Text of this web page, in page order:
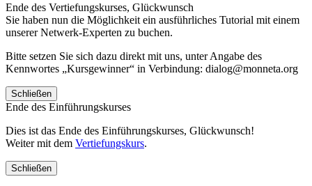
Ende des Vertiefungskurses, Glückwunsch
Sie haben nun die Möglichkeit ein ausführliches Tutorial mit einem
unserer Netwerk-Experten zu buchen.
Bitte setzen Sie sich dazu direkt mit uns, unter Angabe des
Kennwortes „Kursgewinner“ in Verbindung: dialog@monneta.org
Schließen
Ende des Einführungskurses
Dies ist das Ende des Einführungskurses, Glückwunsch!
Weiter mit dem Vertiefungskurs.
Schließen